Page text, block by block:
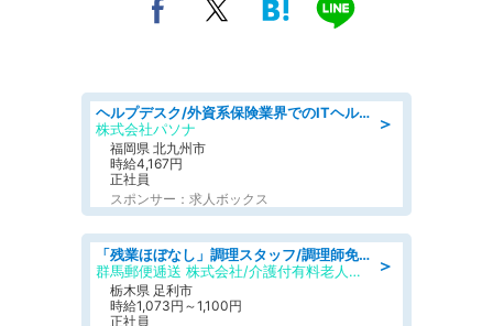
＞
ヘルプデスク/外資系保険業界でのITヘルプデスク業務/駅近/即日勤務可/ヘルプデスク
株式会社パソナ
福岡県 北九州市
時給4,167円
正社員
スポンサー：求人ボックス
＞
「残業ほぼなし」調理スタッフ/調理師免許必須/正職員/日勤のみ/介護付き有料老人ホーム/社会保障完備
群馬郵便逓送 株式会社/介護付有料老人ホーム ふる里
栃木県 足利市
時給1,073円～1,100円
正社員